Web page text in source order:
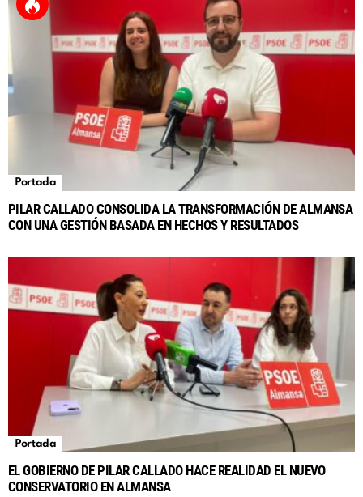
Portada
PILAR CALLADO CONSOLIDA LA TRANSFORMACIÓN DE ALMANSA
CON UNA GESTIÓN BASADA EN HECHOS Y RESULTADOS
Portada
EL GOBIERNO DE PILAR CALLADO HACE REALIDAD EL NUEVO
CONSERVATORIO EN ALMANSA